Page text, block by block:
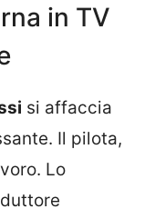
in TV
si affaccia
Il pilota,
Lo